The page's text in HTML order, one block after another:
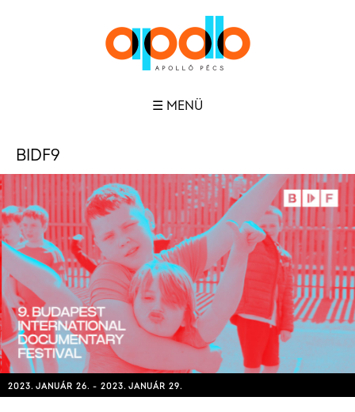
☰ MENÜ
BIDF9
2023. JANUÁR 26. - 2023. JANUÁR 29.